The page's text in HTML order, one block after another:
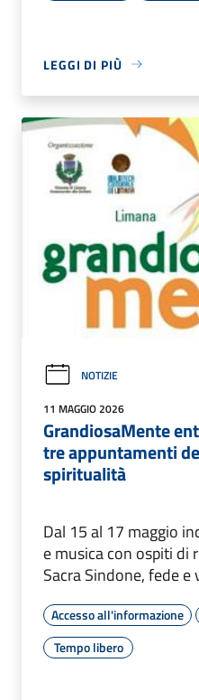
LEGGI DI PIÙ
NOTIZIE
11 MAGGIO 2026
GrandiosaMente
tre appuntamenti
spiritualità
Dal 15 al 17 maggio
e musica con ospiti di
Sacra Sindone, fede e
Accesso all'informazione
Tempo libero